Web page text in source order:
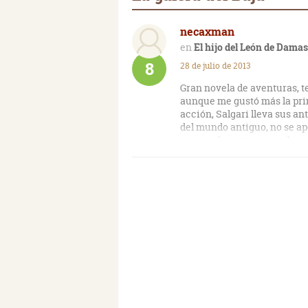
necaxman
El hijo del León de
8 28 de julio de 2013
Gran novela de aventuras,
aunque me gustó más la
acción, Salgari lleva sus
del mundo antiguo, no se